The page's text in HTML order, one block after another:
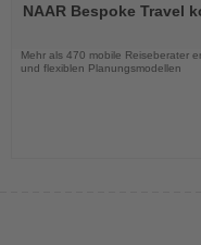
dieNAAR Bespoke Travel
Mehr als 470 mobile Reiseberater
und flexiblen Planungsmodellen